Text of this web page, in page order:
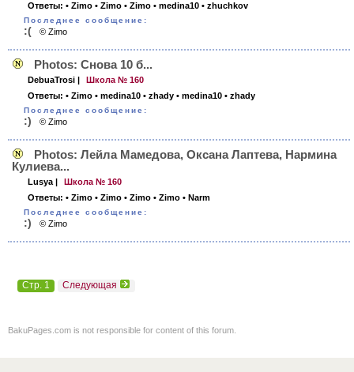
Ответы: • Zimo • Zimo • Zimo • medina10 • zhuchkov
Последнее сообщение:
:( © Zimo
Photos: Снова 10 б...
DebuaTrosi |
Школа № 160
Ответы: • Zimo • medina10 • zhady • medina10 • zhady
Последнее сообщение:
:) © Zimo
Photos: Лейла Мамедова, Оксана Лаптева, Нармина
Кулиева...
Lusya |
Школа № 160
Ответы: • Zimo • Zimo • Zimo • Zimo • Narm
Последнее сообщение:
:) © Zimo
Стр. 1 Следующая
BakuPages.com is not responsible for content of this forum.